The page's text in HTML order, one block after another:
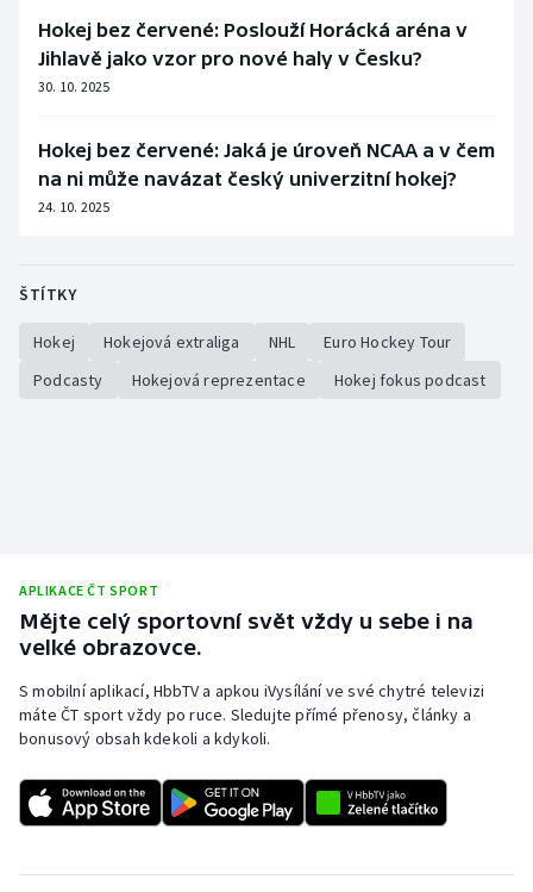
Stolní tenis
Veslování
Vodní slalom
Ostatní
Hokej bez červené: Poslouží Horácká aréna v
Jihlavě jako vzor pro nové haly v Česku?
30. 10. 2025
Hokej bez červené: Jaká je úroveň NCAA a v čem
na ni může navázat český univerzitní hokej?
24. 10. 2025
ŠTÍTKY
Hokej Hokejová extraliga NHL
Euro Hockey Tour
Podcasty
Hokejová reprezentace Hokej fokus podcast
APLIKACE ČT SPORT
Mějte celý sportovní svět vždy u sebe i na
velké obrazovce.
S mobilní aplikací, HbbTV a apkou iVysílání ve své chytré televizi
máte ČT sport vždy po ruce. Sledujte přímé přenosy, články a
bonusový obsah kdekoli a kdykoli.